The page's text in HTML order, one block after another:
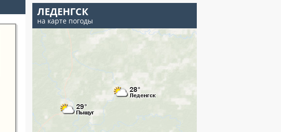
ЛЕДЕНГСК
на карте погоды